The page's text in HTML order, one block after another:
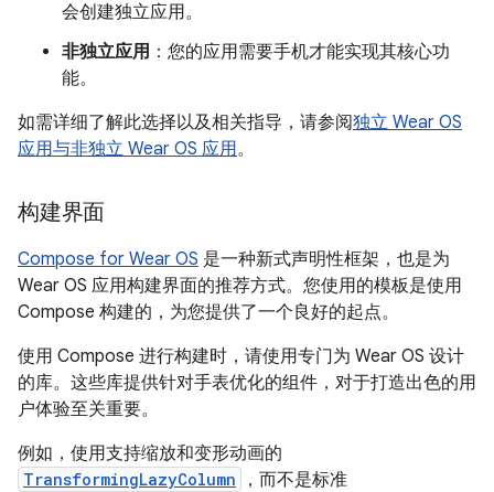
会创建独立应用。
非独立应用 ：您的应用需要手机才能实现其核心功
能。
如需详细了解此选择以及相关指导，请参阅独立 Wear OS
应用与非独立 Wear OS 应用。
构建界面
Compose for Wear OS 是一种新式声明性框架，也是为
Wear OS 应用构建界面的推荐方式。您使用的模板是使用
Compose 构建的，为您提供了一个良好的起点。
使用 Compose 进行构建时，请使用专门为 Wear OS 设计
的库。这些库提供针对手表优化的组件，对于打造出色的用
户体验至关重要。
例如，使用支持缩放和变形动画的
TransformingLazyColumn ，而不是标准